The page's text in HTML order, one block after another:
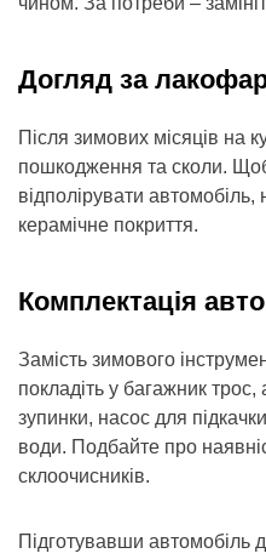
Догляд за
Після зимових місяців на
пошкодження та сколи. Щоб
відполірувати
керамічне покриття.
Комплектація
Замість зимового
покладіть у багажник трос,
зупинки, насос для
води. Подбайте про
склоочисників.
Підготувавши автомобіль